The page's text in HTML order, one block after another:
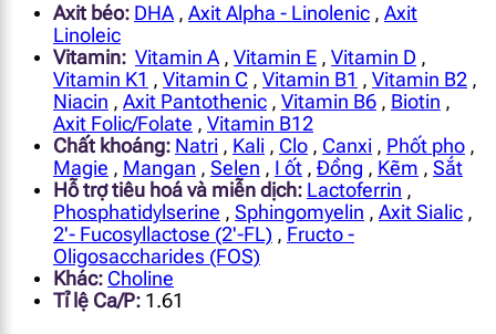
Axit béo: DHA , Axit Alpha - Linolenic , Axit
Linoleic
Vitamin: Vitamin A , Vitamin E , Vitamin D ,
Vitamin K1 , Vitamin C , Vitamin B1 , Vitamin B2 ,
Niacin , Axit Pantothenic , Vitamin B6 , Biotin ,
Axit Folic/Folate , Vitamin B12
Chất khoáng: Natri , Kali , Clo , Canxi , Phốt pho ,
Magie , Mangan , Selen , I ốt , Đồng , Kẽm , Sắt
Hỗ trợ tiêu hoá và miễn dịch: Lactoferrin ,
Phosphatidylserine , Sphingomyelin , Axit Sialic ,
2'- Fucosyllactose (2'-FL) , Fructo -
Oligosaccharides (FOS)
Khác: Choline
Tỉ lệ Ca/P: 1.61